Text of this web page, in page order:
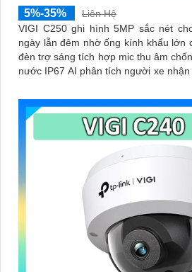
5%-35%
Liên Hệ
VIGI C250 ghi hình 5MP sắc nét
ngày lẫn đêm nhờ ống kính khẩu lớn
đèn trợ sáng tích hợp mic thu âm
nước IP67 AI phân tích người xe nhận